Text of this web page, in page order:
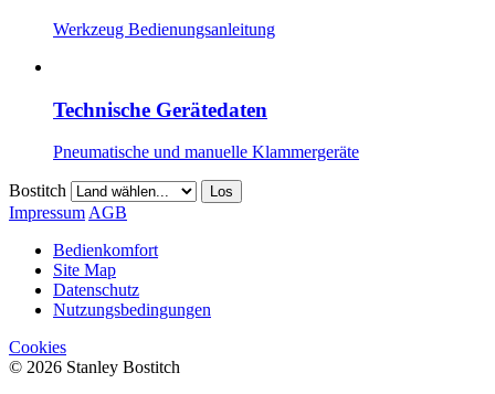
Werkzeug Bedienungsanleitung
Technische Gerätedaten
Pneumatische und manuelle Klammergeräte
Bostitch Los
Impressum AGB
Bedienkomfort
Site Map
Datenschutz
Nutzungsbedingungen
Cookies
© 2026 Stanley Bostitch